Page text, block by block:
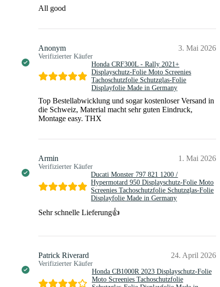
All good
Anonym
Verifizierter Käufer
3. Mai 2026
Honda CRF300L - Rally 2021+
Displayschutz-Folie Moto Screenies
Tachoschutzfolie Schutzglas-Folie
Displayfolie Made in Germany
Top Bestellabwicklung und sogar kostenloser Versand in
die Schweiz, Material macht sehr guten Eindruck,
Montage easy. THX
Armin
Verifizierter Käufer
1. Mai 2026
Ducati Monster 797 821 1200 /
Hypermotard 950 Displayschutz-Folie Moto
Screenies Tachoschutzfolie Schutzglas-Folie
Displayfolie Made in Germany
Sehr schnelle Lieferung👍
Patrick Riverard
Verifizierter Käufer
24. April 2026
Honda CB1000R 2023 Displayschutz-Folie
Moto Screenies Tachoschutzfolie